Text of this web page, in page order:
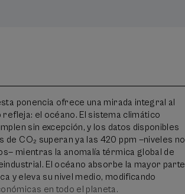
ponencia ofrece una mirada integral al
el océano. El sistema climático
sin excepción, y los datos disponibles
CO₂ superan ya las 420 ppm —niveles no
mientras la anomalía térmica global de
El océano absorbe la mayor parte
y eleva su nivel medio, modificando
en todo el planeta.